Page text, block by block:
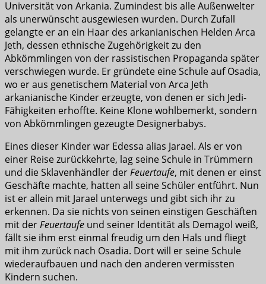
Universität von Arkania. Zumindest bis alle Außenwelter
als unerwünscht ausgewiesen wurden. Durch Zufall
gelangte er an ein Haar des arkanianischen Helden Arca
Jeth, dessen ethnische Zugehörigkeit zu den
Abkömmlingen von der rassistischen Propaganda später
verschwiegen wurde. Er gründete eine Schule auf Osadia,
wo er aus genetischem Material von Arca Jeth
arkanianische Kinder erzeugte, von denen er sich Jedi-
Fähigkeiten erhoffte. Keine Klone wohlbemerkt, sondern
von Abkömmlingen gezeugte Designerbabys.
Eines dieser Kinder war Edessa alias Jarael. Als er von
einer Reise zurückkehrte, lag seine Schule in Trümmern
und die Sklavenhändler derFeuertaufe, mit denen er einst
Geschäfte machte, hatten all seine Schüler entführt. Nun
ist er allein mit Jarael unterwegs und gibt sich ihr zu
erkennen. Da sie nichts von seinen einstigen Geschäften
mit derFeuertaufe und seiner Identität als Demagol weiß,
fällt sie ihm erst einmal freudig um den Hals und fliegt
mit ihm zurück nach Osadia. Dort will er seine Schule
wiederaufbauen und nach den anderen vermissten
Kindern suchen.